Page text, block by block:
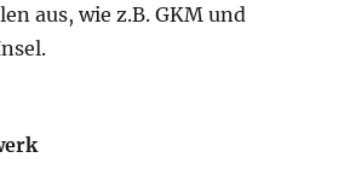
aus, wie z.B. GKM und